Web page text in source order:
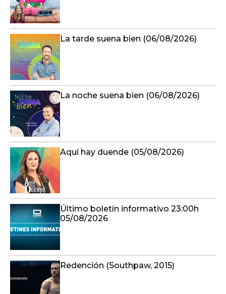
La tarde suena bien (06/08/2026)
La noche suena bien (06/08/2026)
Aquí hay duende (05/08/2026)
Último boletín informativo 23:00h
05/08/2026
Redención (Southpaw, 2015)